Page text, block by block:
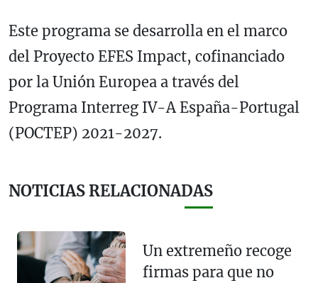
Este programa se desarrolla en el marco
del Proyecto EFES Impact, cofinanciado
por la Unión Europea a través del
Programa Interreg IV-A España-Portugal
(POCTEP) 2021-2027.
NOTICIAS RELACIONADAS
Un extremeño recoge
firmas para que no